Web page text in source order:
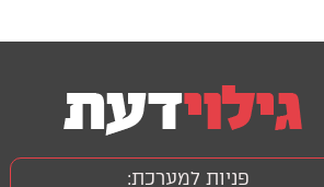
פניות למערכת: